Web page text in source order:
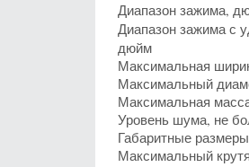
Диапазон зажима,
Диапазон зажима с
дюйм
Максимальная
Максимальный
Максимальная
Уровень шума, не
Габаритные
Максимальный